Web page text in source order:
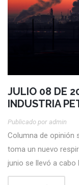
JULIO 08 DE
INDUSTRIA
Publicado por Admin
Columna de opinión
toma un nuevo
junio se llevó a cabo